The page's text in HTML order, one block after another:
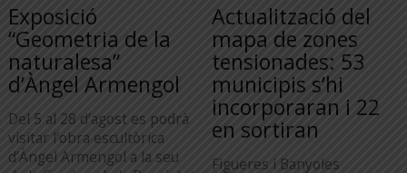
Exposició
“Geometria de la
naturalesa”
d’Àngel Armengol
Del 5 al 28 d’agost es podrà
visitar l’obra escultòrica
d’Àngel Armengol a la seu
Actualització del
mapa de zones
tensionades: 53
municipis s’hi
incorporaran i 22
en sortiran
Figueres i Banyoles